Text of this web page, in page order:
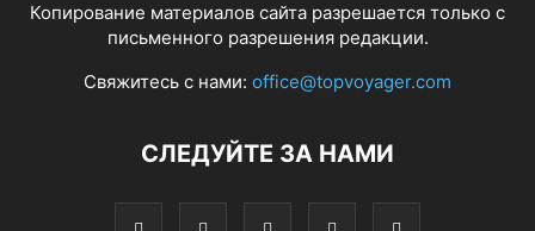
Копирование материалов сайта разрешается только с
письменного разрешения редакции.
Свяжитесь с нами: office@topvoyager.com
СЛЕДУЙТЕ ЗА НАМИ